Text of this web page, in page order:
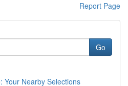
Report Page
Go
Your Nearby Selections